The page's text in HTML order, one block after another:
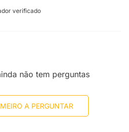
verificado
não tem perguntas
A PERGUNTAR